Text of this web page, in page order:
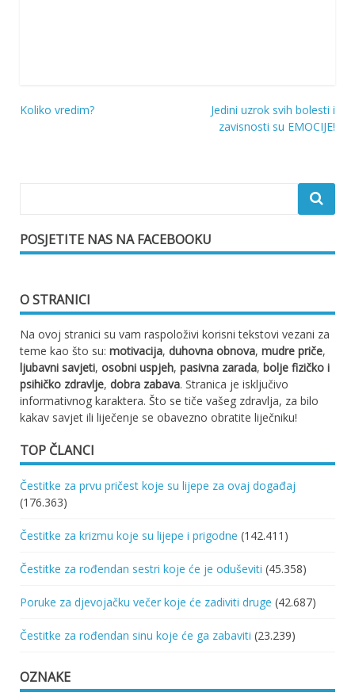
Koliko vredim?
Jedini uzrok svih bolesti i
zavisnosti su EMOCIJE!
POSJETITE NAS NA FACEBOOKU
O STRANICI
Na ovoj stranici su vam raspoloživi korisni tekstovi vezani za
teme kao što su: motivacija, duhovna obnova, mudre priče,
ljubavni savjeti, osobni uspjeh, pasivna zarada, bolje fizičko i
psihičko zdravlje, dobra zabava. Stranica je isključivo
informativnog karaktera. Što se tiče vašeg zdravlja, za bilo
kakav savjet ili liječenje se obavezno obratite liječniku!
TOP ČLANCI
Čestitke za prvu pričest koje su lijepe za ovaj događaj
(176.363)
Čestitke za krizmu koje su lijepe i prigodne (142.411)
Čestitke za rođendan sestri koje će je oduševiti (45.358)
Poruke za djevojačku večer koje će zadiviti druge (42.687)
Čestitke za rođendan sinu koje će ga zabaviti (23.239)
OZNAKE